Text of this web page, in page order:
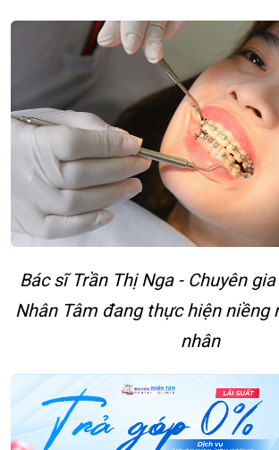
Bác sĩ Trần Thị Nga - Chuyên
Nhân Tâm đang thực hiện niềng
nhân